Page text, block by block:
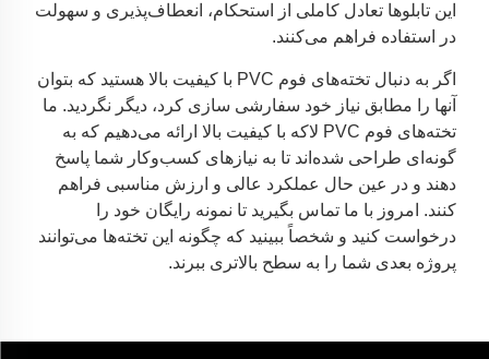
این تابلوها تعادل کاملی از استحکام، انعطاف‌پذیری و سهولت
در استفاده فراهم می‌کنند.
اگر به دنبال تخته‌های فوم PVC با کیفیت بالا هستید که بتوان
آنها را مطابق نیاز خود سفارشی سازی کرد، دیگر نگردید. ما
تخته‌های فوم PVC لاکه با کیفیت بالا ارائه می‌دهیم که به
گونه‌ای طراحی شده‌اند تا به نیازهای کسب‌وکار شما پاسخ
دهند و در عین حال عملکرد عالی و ارزش مناسبی فراهم
کنند. امروز با ما تماس بگیرید تا نمونه رایگان خود را
درخواست کنید و شخصاً ببینید که چگونه این تخته‌ها می‌توانند
پروژه بعدی شما را به سطح بالاتری ببرند.